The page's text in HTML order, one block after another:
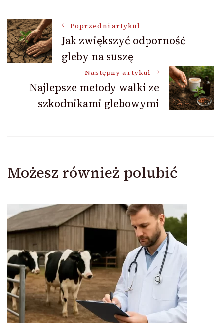
Nawigacja
wpisu
Poprzedni artykuł
Jak zwiększyć odporność
gleby na suszę
Następny artykuł
Najlepsze metody walki ze
szkodnikami glebowymi
Możesz również polubić